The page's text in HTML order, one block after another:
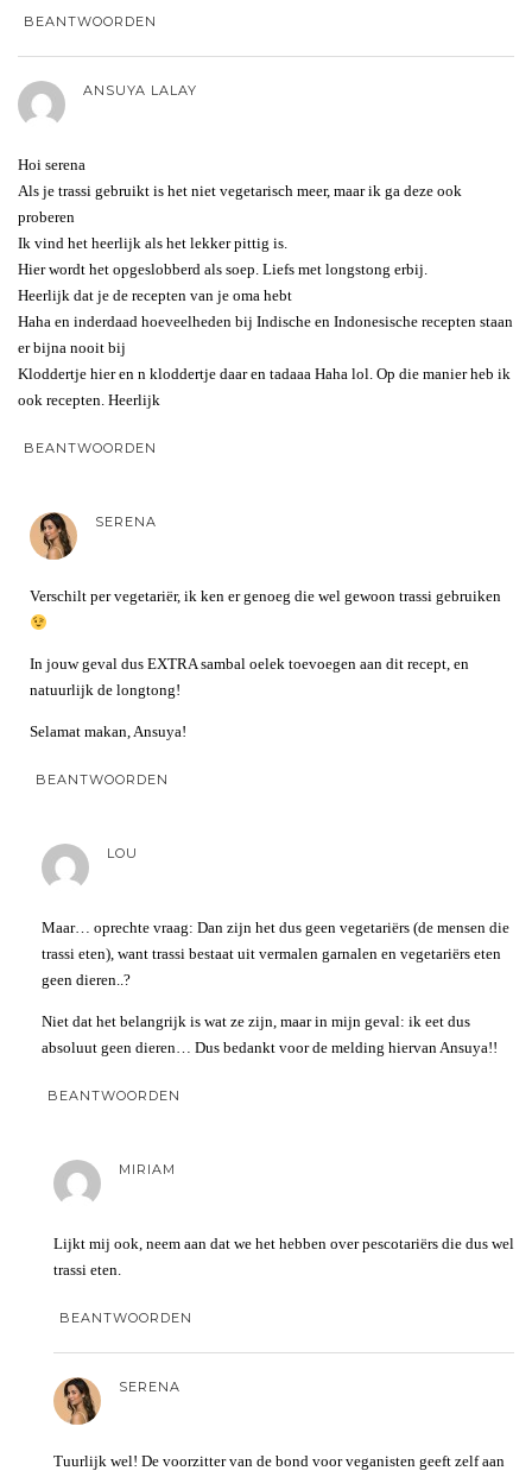
BEANTWOORDEN
ANSUYA LALAY
Hoi serena
Als je trassi gebruikt is het niet vegetarisch meer, maar ik ga deze ook
proberen
Ik vind het heerlijk als het lekker pittig is.
Hier wordt het opgeslobberd als soep. Liefs met longstong erbij.
Heerlijk dat je de recepten van je oma hebt
Haha en inderdaad hoeveelheden bij Indische en Indonesische recepten staan
er bijna nooit bij
Kloddertje hier en n kloddertje daar en tadaaa Haha lol. Op die manier heb ik
ook recepten. Heerlijk
BEANTWOORDEN
SERENA
Verschilt per vegetariër, ik ken er genoeg die wel gewoon trassi gebruiken
In jouw geval dus EXTRA sambal oelek toevoegen aan dit recept, en
natuurlijk de longtong!
Selamat makan, Ansuya!
BEANTWOORDEN
LOU
Maar… oprechte vraag: Dan zijn het dus geen vegetariërs (de mensen die
trassi eten), want trassi bestaat uit vermalen garnalen en vegetariërs eten
geen dieren..?
Niet dat het belangrijk is wat ze zijn, maar in mijn geval: ik eet dus
absoluut geen dieren… Dus bedankt voor de melding hiervan Ansuya!!
BEANTWOORDEN
MIRIAM
Lijkt mij ook, neem aan dat we het hebben over pescotariërs die dus wel
trassi eten.
BEANTWOORDEN
SERENA
Tuurlijk wel! De voorzitter van de bond voor veganisten geeft zelf aan